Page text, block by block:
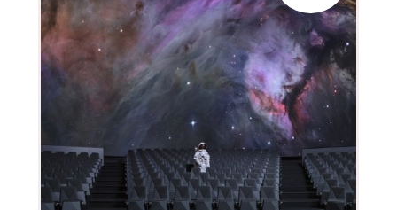
Šest dekád na OBZORu: Od cibule k
originálním vypínačům